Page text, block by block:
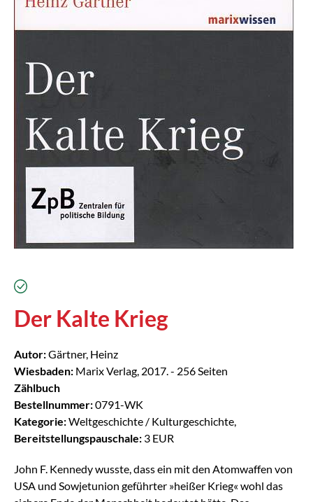
verfügbar
Der Kalte Krieg
Autor:Gärtner, Heinz
Wiesbaden: Marix Verlag, 2017. - 256 Seiten
Zählbuch
Bestellnummer:0791-WK
Kategorie:Weltgeschichte / Kulturgeschichte,
Bereitstellungspauschale: 3 EUR
John F. Kennedy wusste, dass ein mit den Atomwaffen von
USA und Sowjetunion geführter »heißer Krieg« wohl das